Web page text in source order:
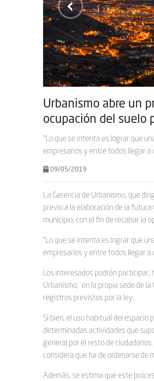
Urbanismo abre un
ocupación del suelo
“Lo que se intenta es lograr que
empresarios y entre todos llegar a
09/05/2019
La Gerencia de Urbanismo, que
previo a la elaboración de la futura
municipio, con el fin de recabar la
“Lo que se intenta es lograr que
empresarios y entre todos llegar a
Los interesados podrán
Urbanismo, en la propia sede de
registros previstos por la ley.
Si bien, el uso habitual del
determinadas actividades que
general por el resto de
considera que ha de ordenarse de
Además, se estima que este